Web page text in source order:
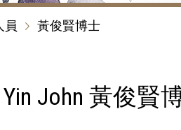
員 黃俊賢博士
Yin John 黃俊賢